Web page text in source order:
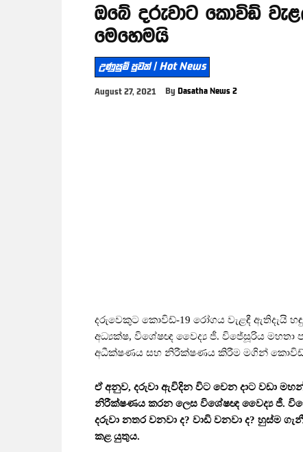
ඔබේ දරුවාට කොවිඩ්
මෙහෙමයි
උණුසුම් පුවත් | Hot News
August 27, 2021 By Dasatha News 2
දරුවෙකුට කොවිඩ්-19 රෝගය වැළඳී ඇතිදැයි
අධ්‍යක්ෂ, විශේෂඥ වෛද්‍ය ජී. විජේසූරිය මහතා
අධීක්ෂණය සහ නිරීක්ෂණය කිරීම මගින්
ඒ අනුව, දරුවා ඇවිදින විට වෙන දාට වඩා
නිරීක්ෂණය කරන ලෙස විශේෂඥ වෛද්‍ය ජී.
දරුවා නතර වනවා ද? වාඩි වනවා ද? හුස්ම
කළ යුතුය.